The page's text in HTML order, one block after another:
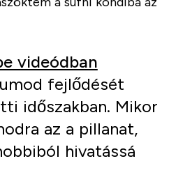
videódban
fejlődését
időszakban. Mikor
az a pillanat,
hivatássá